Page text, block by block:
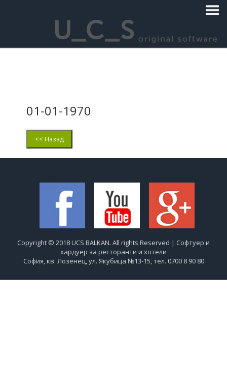
01-01-1970
<< Назад
Copyright © 2018 UCS BALKAN. All rights Reserved | Софтуер и
хардуер за ресторанти и хотели
София, кв. Лозенец, ул. Якубица №13-15, тел. 0700 8 90 80